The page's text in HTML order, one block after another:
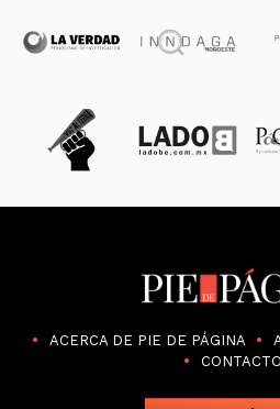
ACERCA DE PIE DE PÁGINA
CONTACTO